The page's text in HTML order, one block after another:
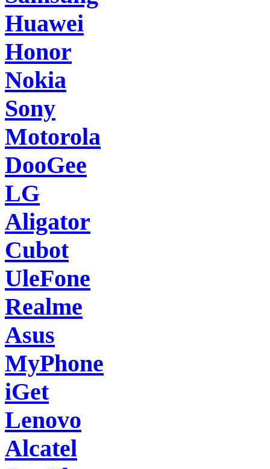
Huawei
Honor
Nokia
Sony
Motorola
DooGee
LG
Aligator
Cubot
UleFone
Realme
Asus
MyPhone
iGet
Lenovo
Alcatel